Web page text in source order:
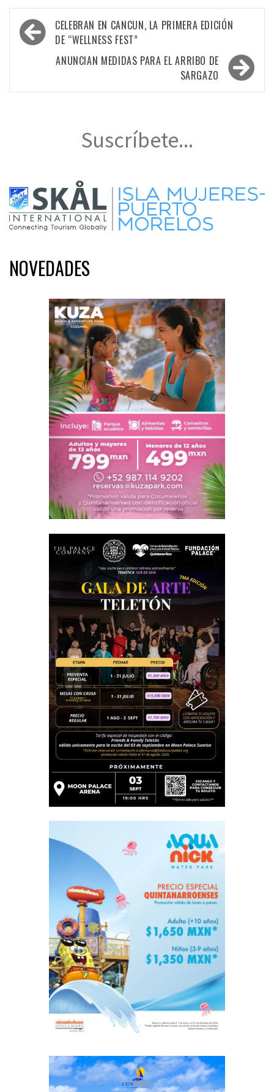
Navegación
de
entradas
CELEBRAN EN CANCUN, LA PRIMERA EDICIÓN
DE “WELLNESS FEST”
ANUNCIAN MEDIDAS PARA EL ARRIBO DE
SARGAZO
Suscríbete...
NOVEDADES